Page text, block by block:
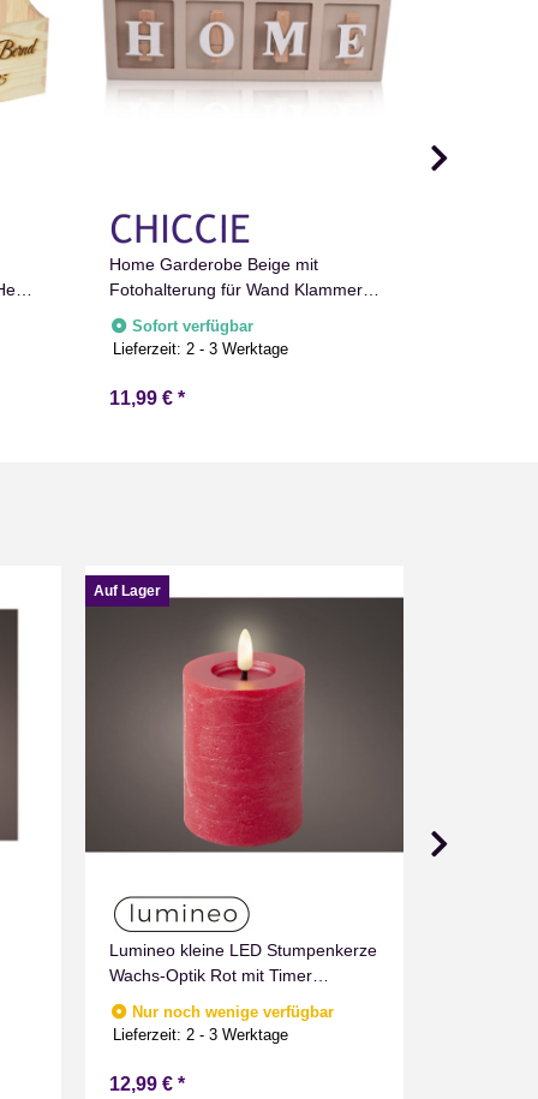
Home Garderobe Beige mit
Fotohalterung für Wand Klammern
40 x 13 cm
Sofort verfügbar
Lieferzeit:2 - 3 Werktage
11,99 € *
Auf Lager
Lumineo kleine LED Stumpenkerze
Wachs-Optik Rot mit Timer
Flammen Effect für Drinnen
Warmweiß 11 cm hoch
Nur noch wenige verfügbar
Lieferzeit: 2 - 3 Werktage
12,99 € *